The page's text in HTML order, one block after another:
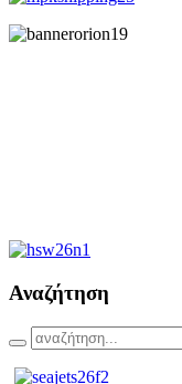
Αναζήτηση